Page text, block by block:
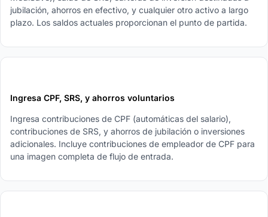
jubilación, ahorros en efectivo, y cualquier otro activo a largo
plazo. Los saldos actuales proporcionan el punto de partida.
Ingresa CPF, SRS, y ahorros voluntarios
Ingresa contribuciones de CPF (automáticas del salario),
contribuciones de SRS, y ahorros de jubilación o inversiones
adicionales. Incluye contribuciones de empleador de CPF para
una imagen completa de flujo de entrada.